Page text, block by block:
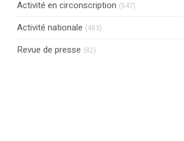
Activité en circonscription (547)
Activité nationale (483)
Revue de presse (82)